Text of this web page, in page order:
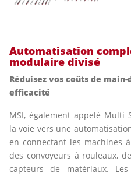
Automatisation
modulaire divisé
Réduisez vos coûts de
efficacité
MSI, également appelé Multi
la voie vers une
en connectant les machines
des convoyeurs à rouleaux,
capteurs de matériaux.